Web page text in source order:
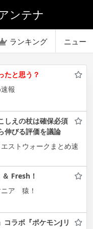
ンテナ
ランキング ニュー
たと思う？
報
しえの杖は確保必須
伸びる評価を議論
エストウォークまとめ速
Fresh！
ニア 猿！
コラボ『ポケモンJリ